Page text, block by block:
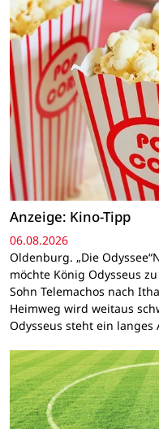
Anzeige: Kino-Tipp
06.08.2026
Oldenburg. „Die
möchte König Odysseus
Sohn Telemachos nach
Heimweg wird weitaus
Odysseus steht ein